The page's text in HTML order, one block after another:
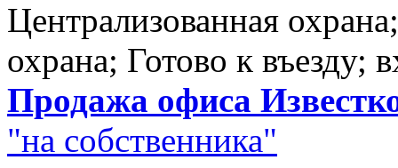
Централизованная
охрана; Готово к въезду;
Продажа офиса
"на собственника"